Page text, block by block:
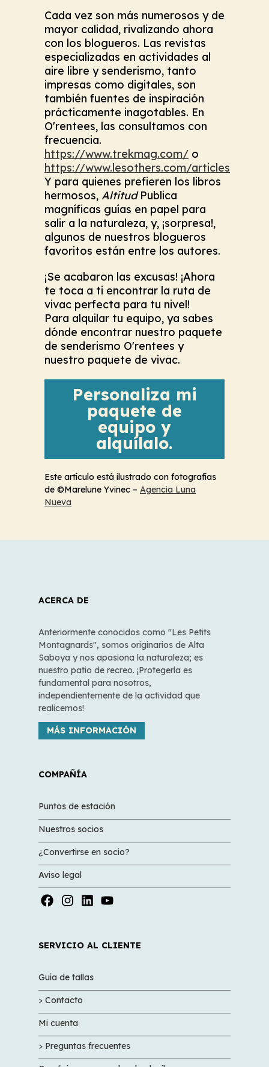
Cada vez son más numerosos y de
mayor calidad, rivalizando ahora
con los blogueros. Las revistas
especializadas en actividades al
aire libre y senderismo, tanto
impresas como digitales, son
también fuentes de inspiración
prácticamente inagotables. En
O'rentees, las consultamos con
frecuencia.
https://www.trekmag.com/ o
https://www.lesothers.com/articles
Y para quienes prefieren los libros
hermosos, AltitudPublica
magníficas guías en papel para
salir a la naturaleza, y, ¡sorpresa!,
algunos de nuestros blogueros
favoritos están entre los autores.
¡Se acabaron las excusas! ¡Ahora
te toca a ti encontrar la ruta de
vivac perfecta para tu nivel!
Para alquilar tu equipo, ya sabes
dónde encontrar nuestro paquete
de senderismo O'rentees y
nuestro paquete de vivac.
Personaliza mi
paquete de
equipo y
alquílalo.
Este artículo está ilustrado con fotografías
de ©Marelune Yvinec – Agencia Luna
Nueva
ACERCA DE
Anteriormente conocidos como "Les Petits
Montagnards", somos originarios de Alta
Saboya y nos apasiona la naturaleza; es
nuestro patio de recreo. ¡Protegerla es
fundamental para nosotros,
independientemente de la actividad que
realicemos!
MÁS INFORMACIÓN
COMPAÑÍA
Puntos de estación
Nuestros socios
¿Convertirse en socio?
Aviso legal
SERVICIO AL CLIENTE
Guía de tallas
> Contacto
Mi cuenta
> Preguntas frecuentes